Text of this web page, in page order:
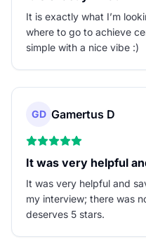
It is exactly what I’m
where to go to achieve
simple with a nice vibe :)
GD Gamertus D
It was very helpful
It was very helpful and
my interview; there was
deserves 5 stars.